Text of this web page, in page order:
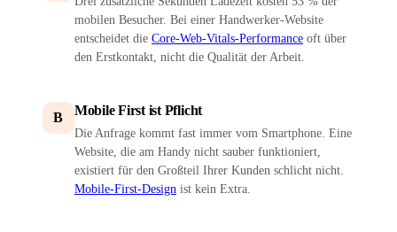
mobilen Besucher. Bei einer Handwerker-Website
entscheidet die Core-Web-Vitals-Performanceoft über
den Erstkontakt, nicht die Qualität der Arbeit.
B Mobile First ist Pflicht
Die Anfrage kommt fast immer vom Smartphone. Eine
Website, die am Handy nicht sauber funktioniert,
existiert für den Großteil Ihrer Kunden schlicht nicht.
Mobile-First-Design ist kein Extra.